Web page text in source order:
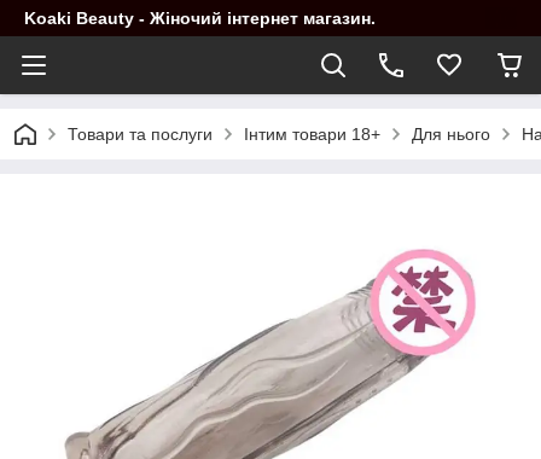
Koaki Beauty - Жіночий інтернет магазин.
Товари та послуги Інтим товари 18+ Для нього